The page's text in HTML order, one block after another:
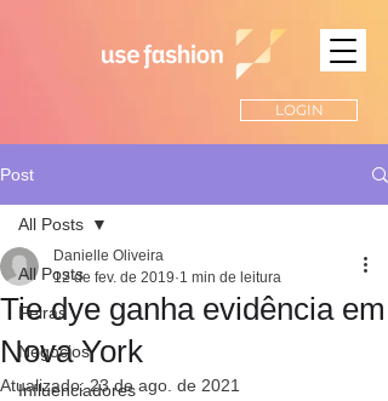
LOGIN
Post
All Posts
Feiras
Negócios
Influenciadores
All Posts
Tie dye ganha evidência em
Nova York
Danielle Oliveira
12 de fev. de 2019 1 min de leitura
Atualizado:23 de ago. de 2021